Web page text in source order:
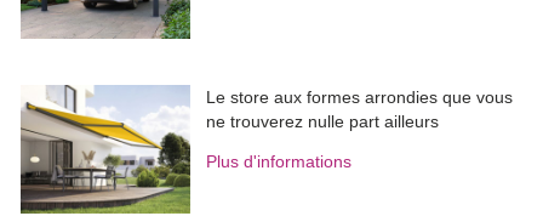
Le store aux formes arrondies que vous
ne trouverez nulle part ailleurs
Plus d'informations